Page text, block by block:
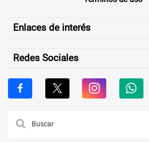
Enlaces de interés
Redes Sociales